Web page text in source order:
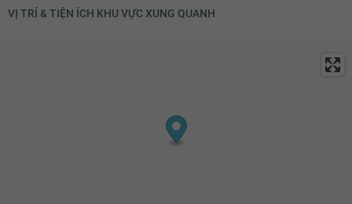
VỊ TRÍ & TIỆN ÍCH KHU VỰC XUNG QUANH